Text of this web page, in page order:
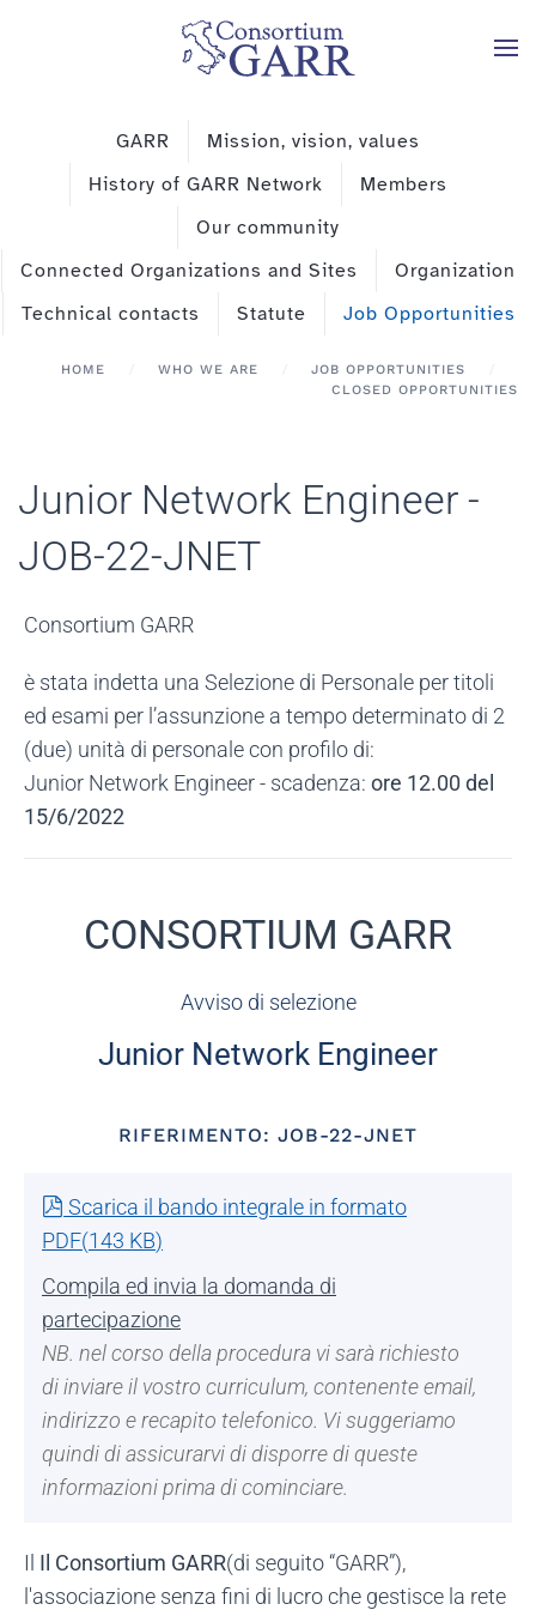
Skip to main content
GARR
Mission, vision, values
History of GARR Network
Members
Our community
Connected Organizations and Sites
Organization
Technical contacts
Statute Job Opportunities
HOME WHO WE ARE
JOB OPPORTUNITIES
CLOSED OPPORTUNITIES
Junior Network Engineer -
JOB-22-JNET
Consortium GARR
è stata indetta una Selezione di Personale per titoli
ed esami per l’assunzione a tempo determinato di 2
(due) unità di personale con profilo di:
Junior Network Engineer - scadenza: ore 12.00 del
15/6/2022
CONSORTIUM GARR
Avviso di selezione
Junior Network Engineer
RIFERIMENTO: JOB-22-JNET
pdf
Scarica il bando integrale in formato
PDF(143 KB)
Compila ed invia la domanda di
partecipazione
NB. nel corso della procedura vi sarà richiesto
di inviare il vostro curriculum, contenente email,
indirizzo e recapito telefonico. Vi suggeriamo
quindi di assicurarvi di disporre di queste
informazioni prima di cominciare.
Il Il Consortium GARR(di seguito “GARR”),
l'associazione senza fini di lucro che gestisce la rete